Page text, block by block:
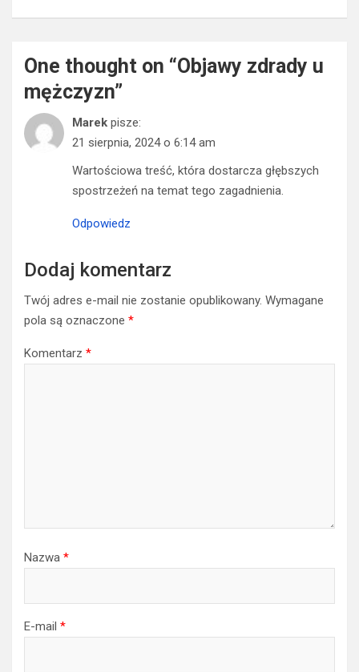
One thought on “Objawy zdrady u
mężczyzn”
Marek pisze:
21 sierpnia, 2024 o 6:14 am
Wartościowa treść, która dostarcza głębszych
spostrzeżeń na temat tego zagadnienia.
Odpowiedz
Dodaj komentarz
Twój adres e-mail nie zostanie opublikowany. Wymagane
pola są oznaczone *
Komentarz *
Nazwa *
E-mail *